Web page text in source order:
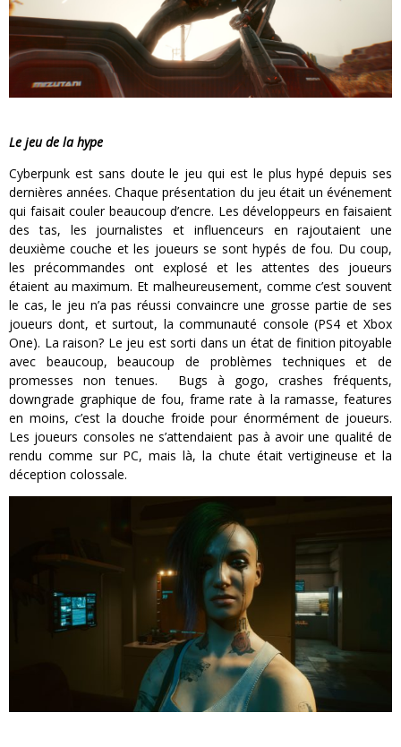
Le jeu de la hype
Cyberpunk est sans doute le jeu qui est le plus hypé depuis ses
dernières années. Chaque présentation du jeu était un événement
qui faisait couler beaucoup d’encre. Les développeurs en faisaient
des tas, les journalistes et influenceurs en rajoutaient une
deuxième couche et les joueurs se sont hypés de fou. Du coup,
les précommandes ont explosé et les attentes des joueurs
étaient au maximum. Et malheureusement, comme c’est souvent
le cas, le jeu n’a pas réussi convaincre une grosse partie de ses
joueurs dont, et surtout, la communauté console (PS4 et Xbox
One). La raison? Le jeu est sorti dans un état de finition pitoyable
avec beaucoup, beaucoup de problèmes techniques et de
promesses non tenues. Bugs à gogo, crashes fréquents,
downgrade graphique de fou, frame rate à la ramasse, features
en moins, c’est la douche froide pour énormément de joueurs.
Les joueurs consoles ne s’attendaient pas à avoir une qualité de
rendu comme sur PC, mais là, la chute était vertigineuse et la
déception colossale.